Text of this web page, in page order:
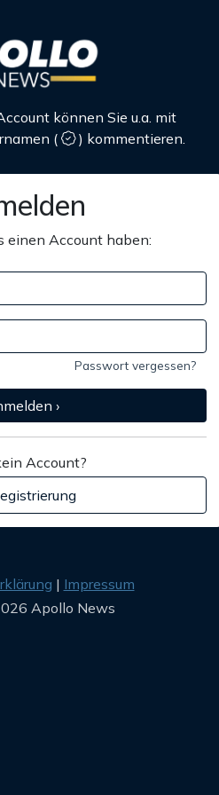
können Sie u.a. mit
( ) kommentieren.
einen Account haben:
Passwort vergessen?
›
Account?
Impressum
Apollo News